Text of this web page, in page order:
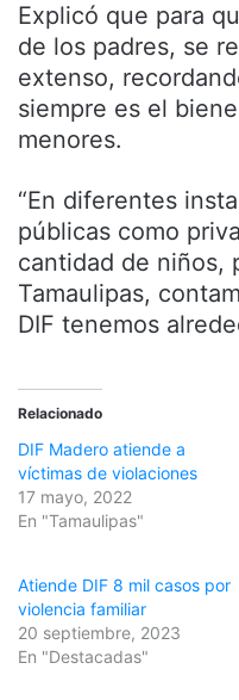
Explicó que para
de los padres, se
extenso,
siempre es el
menores.
“En diferentes
públicas como
cantidad de niños,
Tamaulipas,
DIF tenemos
Relacionado
DIF Madero atiende a
víctimas de violaciones
17 mayo, 2022
En "Tamaulipas"
Atiende DIF 8 mil casos por
violencia familiar
20 septiembre, 2023
En "Destacadas"